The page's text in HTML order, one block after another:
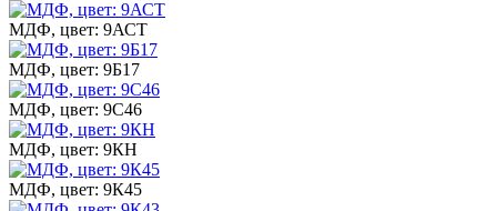
МДФ, цвет: 9АСТ
МДФ, цвет: 9Б17
МДФ, цвет: 9С46
МДФ, цвет: 9КН
МДФ, цвет: 9К45